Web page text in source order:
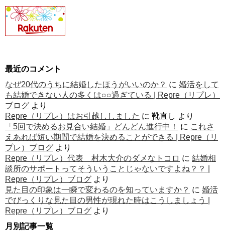
最近のコメント
なぜ20代のうちに結婚したほうがいいのか？ に 婚活をして
も結婚できない人の多くは○○過ぎている | Repre（リプレ）
ブログ より
Repre（リプレ）はお引越ししました に 靴直し より
「5回で決めるお見合い結婚」どんどん進行中！
に これさ
えあれば短い期間で結婚を決めることができる | Repre（リ
プレ）ブログ より
Repre（リプレ）代表 村木大介のダメなトコロ に 結婚相
談所のサポートってそういうことじゃないですよね？？ |
Repre（リプレ）ブログ より
見た目の印象は一瞬で変わるのを知っていますか？ に 婚活
でびっくりな見た目の男性が現れた時はこうしましょう |
Repre（リプレ）ブログ より
月別記事一覧